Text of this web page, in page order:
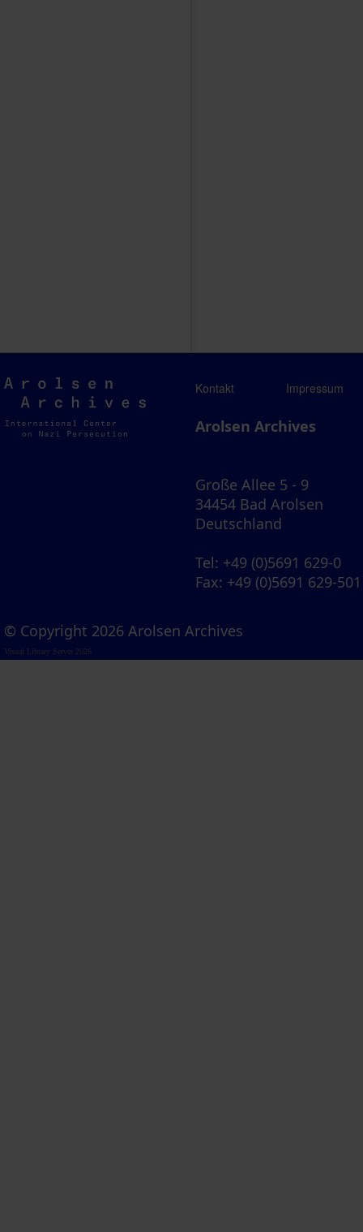
Arolsen
Archives
Kontakt Impressum
Arolsen Archives
Große Allee 5 - 9
34454 Bad Arolsen
Deutschland
Tel: +49 (0)5691 629-0
Fax: +49 (0)5691 629-501
© Copyright 2026 Arolsen Archives
Visual Library Server 2026